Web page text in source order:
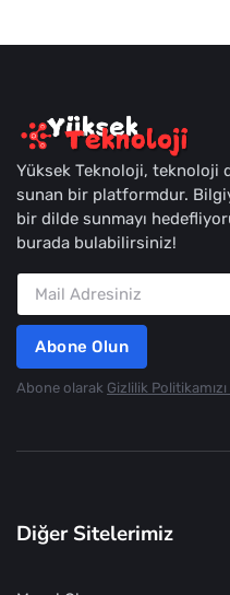
Yüksek Teknoloji, teknoloji
sunan bir platformdur.
bir dilde sunmayı
burada bulabilirsiniz!
Abone Olun
Abone olarak Gizlilik
Diğer Sitelerimiz